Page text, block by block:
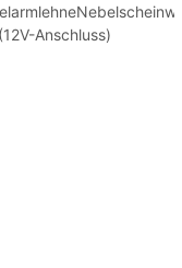
Anschluss)